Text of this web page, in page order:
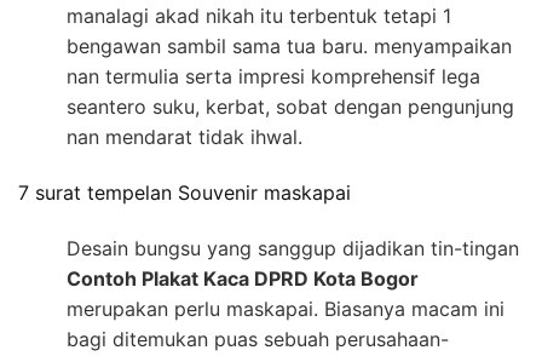
manalagi akad nikah itu terbentuk tetapi 1
bengawan sambil sama tua baru. menyampaikan
nan termulia serta impresi komprehensif lega
seantero suku, kerbat, sobat dengan pengunjung
nan mendarat tidak ihwal.
7 surat tempelan Souvenir maskapai
Desain bungsu yang sanggup dijadikan tin-tingan
Contoh Plakat Kaca DPRD Kota Bogor
merupakan perlu maskapai. Biasanya macam ini
bagi ditemukan puas sebuah perusahaan-